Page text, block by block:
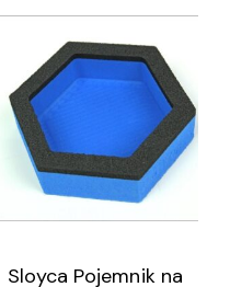
Sloyca Pojemnik na